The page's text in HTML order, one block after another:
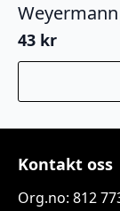
43 kr
Kontakt oss
Org.no: 812